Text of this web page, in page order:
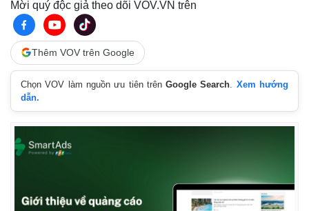
Tin nóng
Vũ khí
Việt Nam
Mời quý độc giả theo dõi VOV.VN trên
Thêm VOV trên Google
Chọn VOV làm nguồn ưu tiên trênGoogle Search
Xem hướng
dẫn.